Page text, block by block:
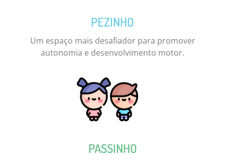
PEZINHO
Um espaço mais desafiador para promover
autonomia e desenvolvimento motor.
PASSINHO